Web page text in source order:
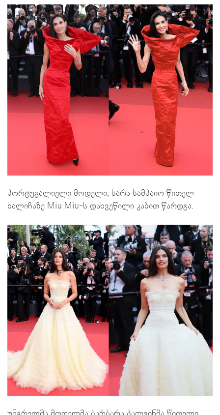
პორტუგალიელი მოდელი, სარა სამპაიო წითელ
ხალიჩაზე Miu Miu-ს დახვეწილი კაბით წარდგა.